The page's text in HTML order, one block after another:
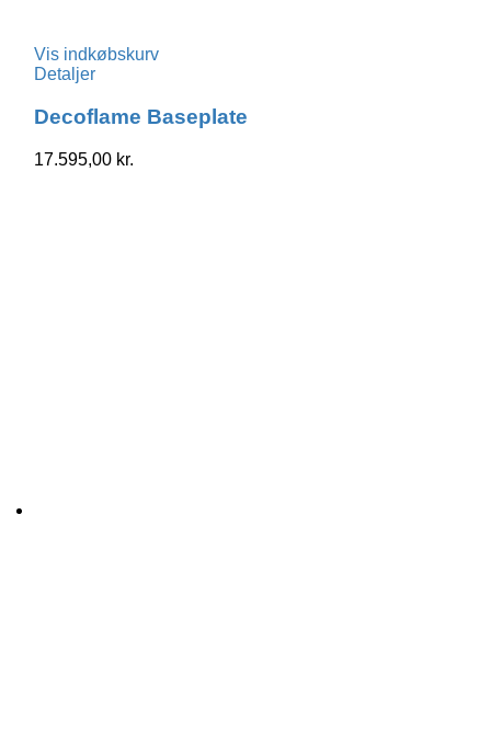
Vis indkøbskurv
Detaljer
Decoflame Baseplate
17.595,00 kr.